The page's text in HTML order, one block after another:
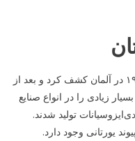
پلی‌یورتان را اولین بار اوتو بایر در سال ۱۹۳۷ در آلمان کشف کرد و بعد از
زیادی را در انواع صنایع
تولید شدند.
یورتانی وجود دارد.